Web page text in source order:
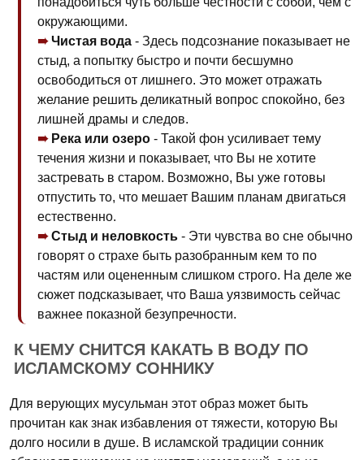
окружающими.
Чистая вода - Здесь подсознание показывает не
стыд, а попытку быстро и почти бесшумно
освободиться от лишнего. Это может отражать
желание решить деликатный вопрос спокойно, без
лишней драмы и следов.
Река или озеро - Такой фон усиливает тему
течения жизни и показывает, что Вы не хотите
застревать в старом. Возможно, Вы уже готовы
отпустить то, что мешает Вашим планам двигаться
естественно.
Стыд и неловкость - Эти чувства во сне обычно
говорят о страхе быть разобранным кем то по
частям или оцененным слишком строго. На деле же
сюжет подсказывает, что Ваша уязвимость сейчас
важнее показной безупречности.
К ЧЕМУ СНИТСЯ КАКАТЬ В ВОДУ ПО
ИСЛАМСКОМУ СОННИКУ
Для верующих мусульман этот образ может быть
прочитан как знак избавления от тяжести, которую Вы
долго носили в душе. В исламской традиции сонник